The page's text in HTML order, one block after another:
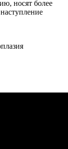
носят более